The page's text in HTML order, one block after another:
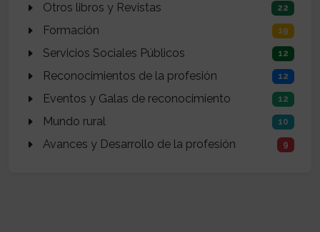
Otros libros y Revistas 22
Formación 19
Servicios Sociales Públicos 12
Reconocimientos de la profesión 12
Eventos y Galas de reconocimiento 12
Mundo rural 10
Avances y Desarrollo de la profesión 9